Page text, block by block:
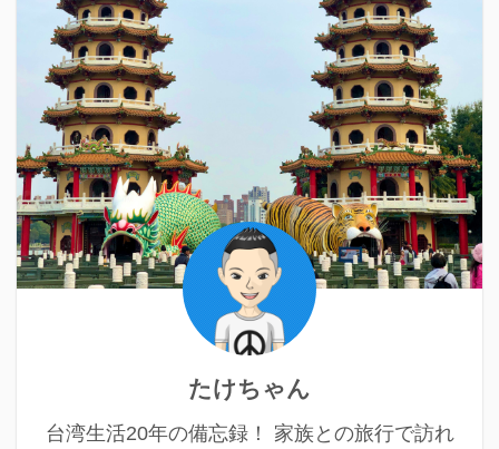
たけちゃん
台湾生活20年の備忘録！ 家族との旅行で訪れ